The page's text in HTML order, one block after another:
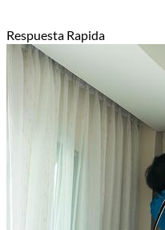
Respuesta Rapida